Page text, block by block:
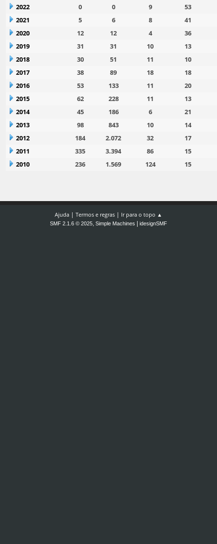
2022
0 0 9
53
2021
5 6 8
41
2020
12 12 4
36
2019
31 31 10
13
2018
30 51 11
10
2017
38 89 18
18
2016
53 133 11
20
2015
62 228 11
13
2014
45 186 6
21
2013
98 843 10
14
2012
184 2.072 32
17
2011
335 3.394 86
15
2010
236 1.569 124 15
Ajuda | Termos e regras | Ir para o topo ▲
SMF 2.1.6 © 2025, Simple Machines idesignSMF